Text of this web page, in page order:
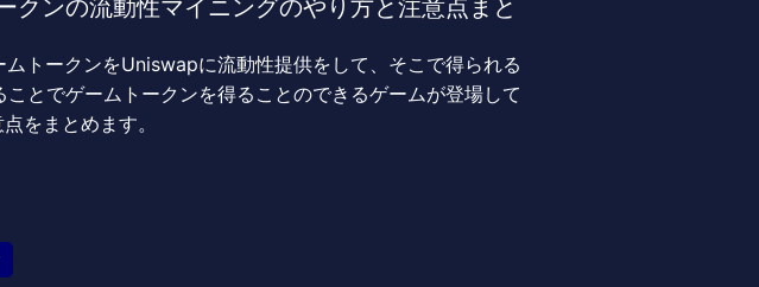
クンの流動性マイニングのやり方と注意点まと
トークンをUniswapに流動性提供をして、そこで得られる
とでゲームトークンを得ることのできるゲームが登場して
をまとめます。